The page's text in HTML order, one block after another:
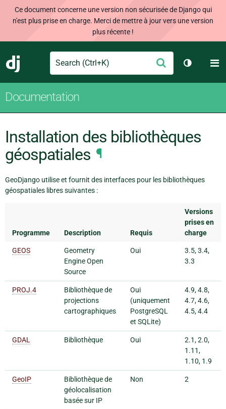
Ce document concerne une version non sécurisée de Django qui
n'est plus prise en charge. Merci de mettre à jour vers une version
plus récente !
Django
Search Envoyer
Changer
Documentation
Installation des bibliothèques
géospatiales ¶
GeoDjango utilise et fournit des interfaces pour les bibliothèques
géospatiales libres suivantes :
Programme Description Requis
Versions
prises en
charge
GEOS
Geometry
Engine Open
Source
Oui
3.5, 3.4,
3.3
PROJ.4
Bibliothèque de
projections
cartographiques
Oui
(uniquement
PostgreSQL
et SQLite)
4.9, 4.8,
4.7, 4.6,
4.5, 4.4
GDAL Bibliothèque Oui
2.1, 2.0,
1.11,
1.10, 1.9
GeoIP
Bibliothèque de
géolocalisation
basée sur IP
Non 2